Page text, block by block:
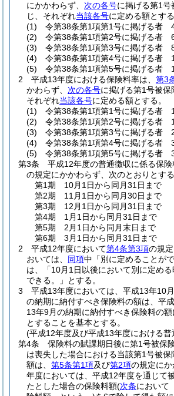
にかかわらず、 次の各号に掲げる第1号
じ、それぞれ当該各号に定める額とする
(1)
令第38条第1項第1号に掲げる者
(2)
令第38条第1項第2号に掲げる者
(3)
令第38条第1項第3号に掲げる者
(4)
令第38条第1項第4号に掲げる者
(5)
令第38条第1項第5号に掲げる者
2
平成13年度における保険料率は、 第3
かわらず、 次の各号に掲げる第1号被保
それぞれ当該各号に定める額とする。
(1)
令第38条第1項第1号に掲げる者
(2)
令第38条第1項第2号に掲げる者
(3)
令第38条第1項第3号に掲げる者
(4)
令第38条第1項第4号に掲げる者
(5)
令第38条第1項第5号に掲げる者
第3条
平成12年度の普通徴収に係る保険
の規定にかかわらず、次のとおりとする
第1期 10月1日から同月31日まで
第2期 11月1日から同月30日まで
第3期 12月1日から同月31日まで
第4期 1月1日から同月31日まで
第5期 2月1日から同月末日まで
第6期 3月1日から同月31日まで
2
平成12年度において第4条第3項の規
おいては、 同項中「別に定めることが
は、「10月1日以後において別に定め
できる。」とする。
3
平成13年度においては、平成13年10
の納期に納付すべき保険料の額は、平
13年9月の納期に納付すべき保険料の
とすることを基本とする。
(平成12年度及び平成13年度における普
第4条
保険料の賦課期日後に第1号被保
は喪失した場合における当該第1号被
額は、 第5条第1項及び第2項の規定に
年度においては、平成12年度を通じて
たとした場合の保険料額(次条において